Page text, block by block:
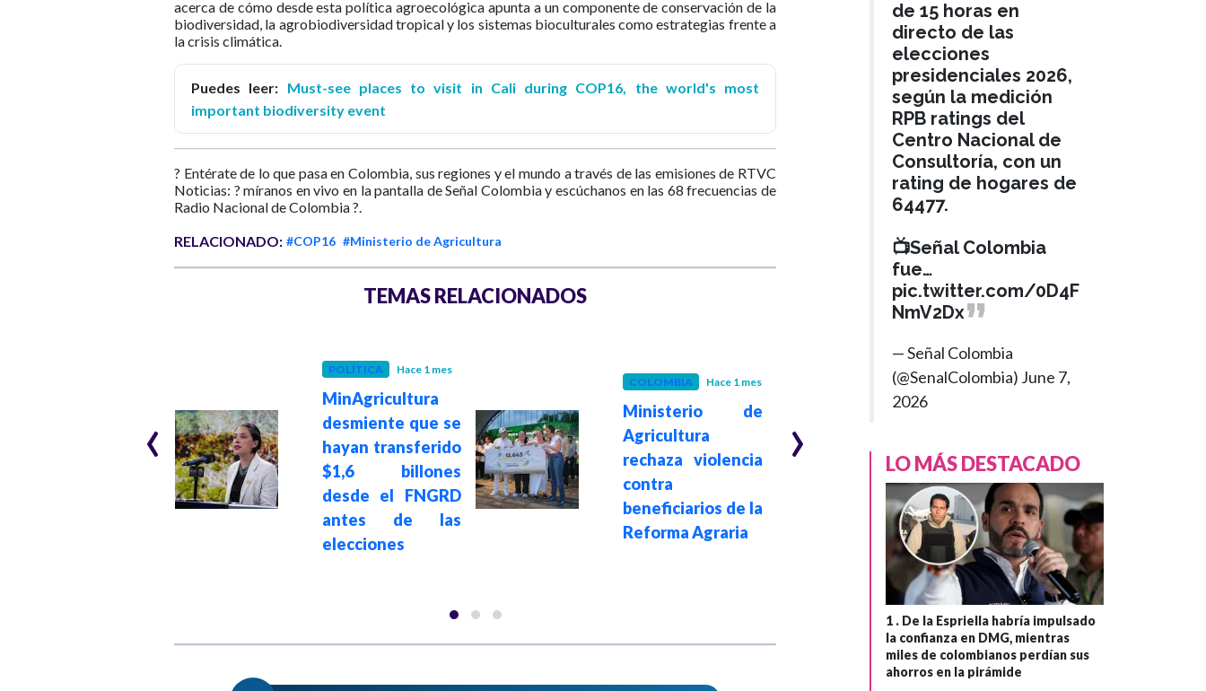
acerca de cómo desde esta política agroecológica apunta a un componente de conservación de la
biodiversidad, la agrobiodiversidad tropical y los sistemas bioculturales como estrategias frente a
la crisis climática.
Puedes leer: Must-see places to visit in Cali during COP16, the world's most
important biodiversity event
? Entérate de lo que pasa en Colombia, sus regiones y el mundo a través de las emisiones de RTVC
Noticias: ? míranos en vivo en la pantalla de Señal Colombia y escúchanos en las 68 frecuencias de
Radio Nacional de Colombia ?.
RELACIONADO: #COP16 #Ministerio de Agricultura
TEMAS RELACIONADOS
disminuye, según
POLÍTICA Hace 1 mes
MinAgricultura
desmiente que se
hayan transferido
$1,6 billones
desde el FNGRD
antes de las
elecciones
COLOMBIA Hace 1 mes
Ministerio de
Agricultura
rechaza violencia
contra
beneficiarios de la
Reforma Agraria
Hace 2 meses
“Ningún pueblo
latinoamericano
hambre”:
Presidente
Gustavo Petro
sobre ayuda
humanitaria a
Cuba
‹ ›
de 15 horas en
directo de las
elecciones
presidenciales 2026,
según la medición
RPB ratings del
Centro Nacional de
Consultoría, con un
rating de hogares de
64477.
📺Señal Colombia
fue…
pic.twitter.com/0D4F
NmV2Dx
— Señal Colombia
(@SenalColombia) June 7,
2026
LO MÁS DESTACADO
1 . De la Espriella habría impulsado
la confianza en DMG, mientras
miles de colombianos perdían sus
ahorros en la pirámide